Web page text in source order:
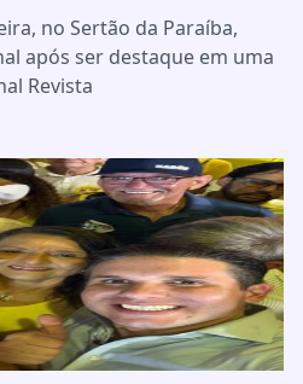
no Sertão da Paraíba,
após ser destaque em uma
Revista